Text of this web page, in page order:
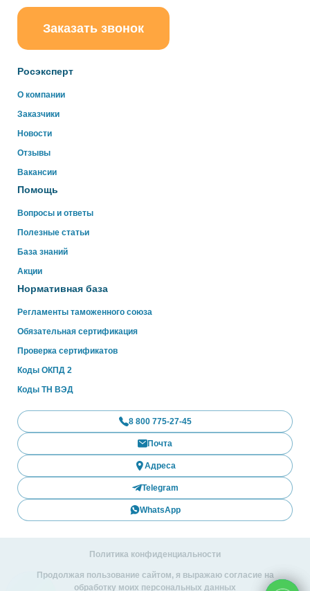
Росэксперт
О компании
Заказчики
Новости
Отзывы
Вакансии
Помощь
Вопросы и ответы
Полезные статьи
База знаний
Акции
Нормативная база
Регламенты таможенного союза
Обязательная сертификация
Проверка сертификатов
Коды ОКПД 2
Коды ТН ВЭД
Заказать звонок
8 800 775-27-45
Почта
Адреса
Telegram
WhatsApp
Политика конфиденциальности
Продолжая пользование сайтом, я выражаю согласие на
обработку моих персональных данных
online
Здравствуйте!
Свяжитесь с нами через WhatsApp нажав на кнопку